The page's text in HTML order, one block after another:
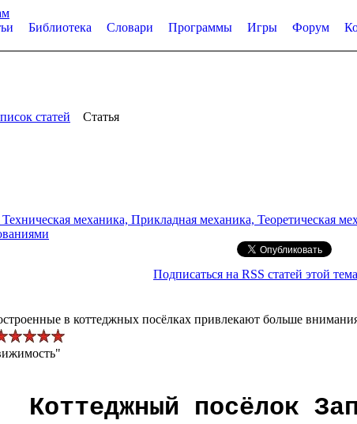
Библиотека Словари Программы Игры Форум
статей Статья
механика, Прикладная механика, Теоретическая
Подписаться на RSS статей этой
в коттеджных посёлках привлекают больше
Коттеджный посёлок